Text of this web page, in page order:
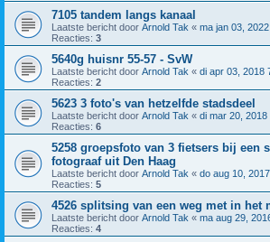
7105 tandem langs kanaal
Laatste bericht door Arnold Tak « ma jan 03,
Reacties: 3
5640g huisnr 55-57 - SvW
Laatste bericht door Arnold Tak « di apr 03, 2018
Reacties: 2
5623 3 foto's van hetzelfde stadsdeel
Laatste bericht door Arnold Tak « di mar 20, 2018
Reacties: 6
5258 groepsfoto van 3 fietsers bij een
fotograaf uit Den Haag
Laatste bericht door Arnold Tak « do aug 10,
Reacties: 5
4526 splitsing van een weg met in het
Laatste bericht door Arnold Tak « ma aug 29,
Reacties: 4